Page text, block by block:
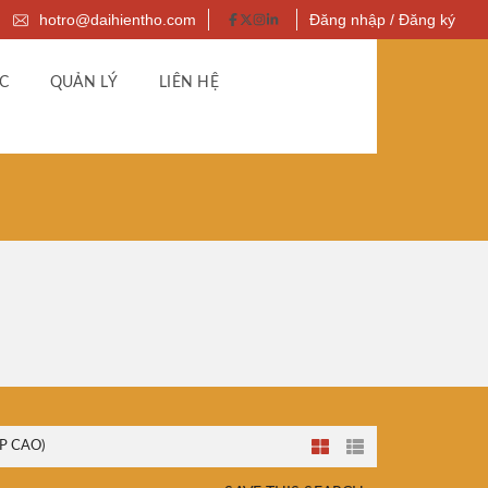
hotro@daihientho.com Đăng nhập / Đăng ký
QUẢN LÝ LIÊN HỆ
CAO)